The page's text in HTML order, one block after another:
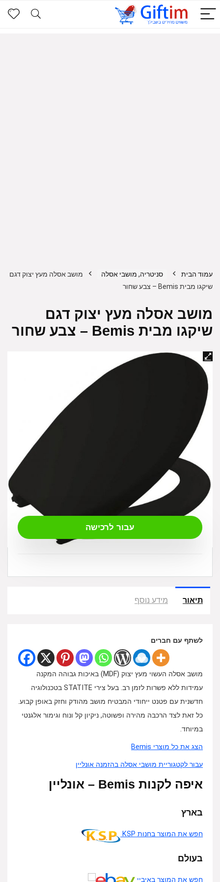
עמוד הבית סניטריה, מושבי אסלה
מושב אסלה מעץ יצוק דגם
שיקגו מבית Bemis – צבע שחור
מושב אסלה מעץ יצוק דגם
שיקגו מבית Bemis – צבע שחור
₪ 159.00
עבור לרכישה
תיאור מידע נוסף
לשתף עם חברים
מושב אסלה העשוי מעץ יצוק (MDF) באיכות גבוהה המקנה
עמידות ללא פשרות לזמן רב. בעל צירי STATITE בטכנולוגיה
חדשנית עם פטנט ייחודי המבטיח מושב מהודק וחזק באופן קבוע.
כל זאת לצד הרכבה מהירה ופשוטה, ניקיון קל ונוח וגימור אלגנטי
במיוחד.
הצג את כל מוצרי Bemis
עבור לקטגוריית מושבי אסלה בהזמנה אונליין
איפה לקנות Bemis – אונליין
בארץ
חפש את המוצר בחנות KSP
בעולם
חפש את המוצר באיביי